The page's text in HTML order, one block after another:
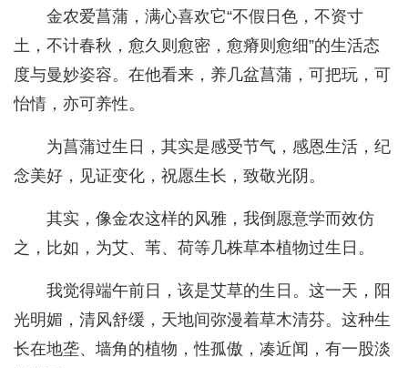
金农爱菖蒲，满心喜欢它“不假日色，不资寸
土，不计春秋，愈久则愈密，愈瘠则愈细”的生活态
度与曼妙姿容。在他看来，养几盆菖蒲，可把玩，可
怡情，亦可养性。
为菖蒲过生日，其实是感受节气，感恩生活，纪
念美好，见证变化，祝愿生长，致敬光阴。
其实，像金农这样的风雅，我倒愿意学而效仿
之，比如，为艾、苇、荷等几株草本植物过生日。
我觉得端午前日，该是艾草的生日。这一天，阳
光明媚，清风舒缓，天地间弥漫着草木清芬。这种生
长在地垄、墙角的植物，性孤傲，凑近闻，有一股淡